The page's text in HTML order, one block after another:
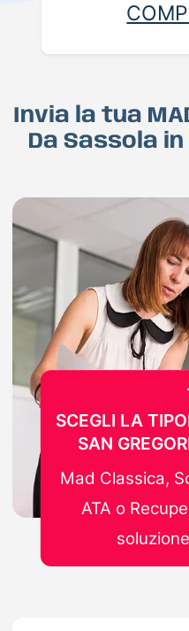
Invia la tua
Da Sassola
SCEGLI LA
SAN
Mad Classica,
ATA o